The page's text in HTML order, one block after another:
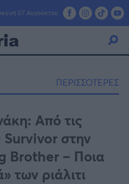
07 Αυγούστου
ΠΕΡΙΣΣΟΤΕΡΕΣ
Από τις
Survivor στην
Brother – Ποια
των ριάλιτι